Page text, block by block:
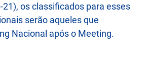
21), os classificados para esses
serão aqueles que
Nacional após o Meeting.